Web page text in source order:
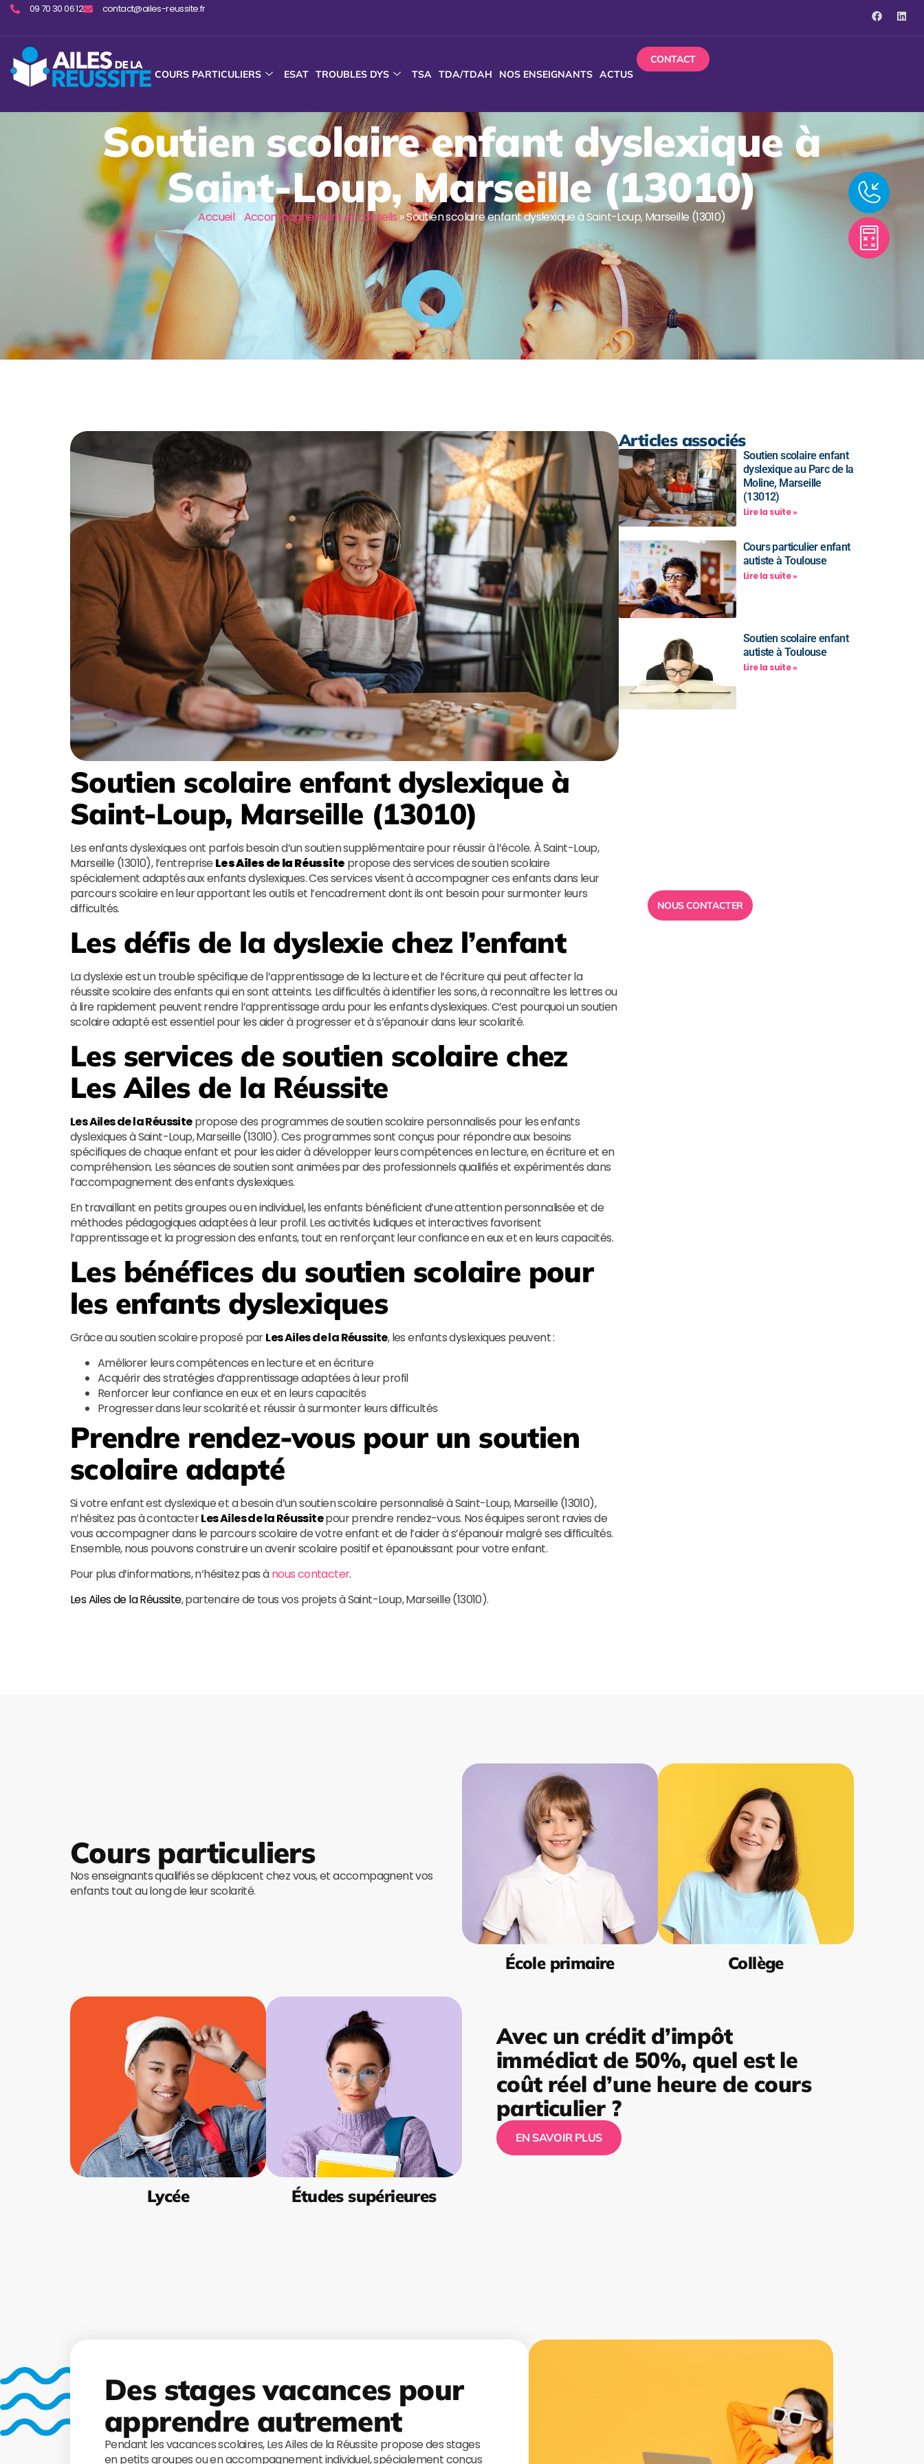
09 70 30 06 12 contact@ailes-reussite.fr
COURS PARTICULIERS ESAT TROUBLES DYS TSA TDA/TDAH NOS ENSEIGNANTS ACTUS
CONTACT
Soutien scolaire enfant dyslexique à
Saint-Loup, Marseille (13010)
Accueil»Accompagnement et conseils »Soutien scolaire enfant dyslexique à Saint-Loup, Marseille (13010)
Soutien scolaire enfant dyslexique à
Saint-Loup, Marseille (13010)
Les enfants dyslexiques ont parfois besoin d’un soutien supplémentaire pour réussir à l’école. À Saint-Loup,
Marseille (13010), l’entreprise Les Ailes de la Réussite propose des services de soutien scolaire
spécialement adaptés aux enfants dyslexiques. Ces services visent à accompagner ces enfants dans leur
parcours scolaire en leur apportant les outils et l’encadrement dont ils ont besoin pour surmonter leurs
difficultés.
Les défis de la dyslexie chez l’enfant
La dyslexie est un trouble spécifique de l’apprentissage de la lecture et de l’écriture qui peut affecter la
réussite scolaire des enfants qui en sont atteints. Les difficultés à identifier les sons, à reconnaître les lettres ou
à lire rapidement peuvent rendre l’apprentissage ardu pour les enfants dyslexiques. C’est pourquoi un soutien
scolaire adapté est essentiel pour les aider à progresser et à s’épanouir dans leur scolarité.
Les services de soutien scolaire chez
Les Ailes de la Réussite
Les Ailes de la Réussitepropose des programmes de soutien scolaire personnalisés pour les enfants
dyslexiques à Saint-Loup, Marseille (13010). Ces programmes sont conçus pour répondre aux besoins
spécifiques de chaque enfant et pour les aider à développer leurs compétences en lecture, en écriture et en
compréhension. Les séances de soutien sont animées par des professionnels qualifiés et expérimentés dans
l’accompagnement des enfants dyslexiques.
En travaillant en petits groupes ou en individuel, les enfants bénéficient d’une attention personnalisée et de
méthodes pédagogiques adaptées à leur profil. Les activités ludiques et interactives favorisent
l’apprentissage et la progression des enfants, tout en renforçant leur confiance en eux et en leurs capacités.
Les bénéfices du soutien scolaire pour
les enfants dyslexiques
Grâce au soutien scolaire proposé parLes Ailes de la Réussite, les enfants dyslexiques peuvent :
Améliorer leurs compétences en lecture et en écriture
Acquérir des stratégies d’apprentissage adaptées à leur profil
Renforcer leur confiance en eux et en leurs capacités
Progresser dans leur scolarité et réussir à surmonter leurs difficultés
Prendre rendez-vous pour un soutien
scolaire adapté
Si votre enfant est dyslexique et a besoin d’un soutien scolaire personnalisé à Saint-Loup, Marseille (13010),
n’hésitez pas à contacterLes Ailes de la Réussitepour prendre rendez-vous. Nos équipes seront ravies de
vous accompagner dans le parcours scolaire de votre enfant et de l’aider à s’épanouir malgré ses difficultés.
Ensemble, nous pouvons construire un avenir scolaire positif et épanouissant pour votre enfant.
Pour plus d’informations, n’hésitez pas ànous contacter.
Les Ailes de la Réussite, partenaire de tous vos projets à Saint-Loup, Marseille (13010).
Articles associés
Soutien scolaire enfant
dyslexique au Parc de la
Moline, Marseille
(13012)
Lire la suite »
Cours particulier enfant
autiste à Toulouse
Lire la suite »
Soutien scolaire enfant
autiste à Toulouse
Lire la suite »
NOUS CONTACTER
Cours particuliers
Nos enseignants qualifiés se déplacent chez vous, et accompagnent vos
enfants tout au long de leur scolarité.
École primaire Collège
Lycée Études supérieures
Avec un crédit d’impôt
immédiat de 50%, quel est le
coût réel d’une heure de cours
particulier ?
EN SAVOIR PLUS
Des stages vacances pour
apprendre autrement
Pendant les vacances scolaires, Les Ailes de la Réussite propose des stages
en petits groupes ou en accompagnement individuel, spécialement conçus